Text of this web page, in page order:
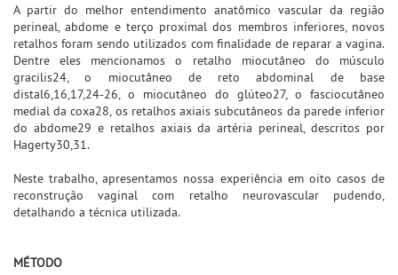
A partir do melhor entendimento anatômico vascular da região
perineal, abdome e terço proximal dos membros inferiores, novos
retalhos foram sendo utilizados com finalidade de reparar a vagina.
Dentre eles mencionamos o retalho miocutâneo do músculo
gracilis24, o miocutâneo de reto abdominal de base
distal6,16,17,24-26, o miocutâneo do glúteo27, o fasciocutâneo
medial da coxa28, os retalhos axiais subcutâneos da parede inferior
do abdome29 e retalhos axiais da artéria perineal, descritos por
Hagerty30,31.
Neste trabalho, apresentamos nossa experiência em oito casos de
reconstrução vaginal com retalho neurovascular pudendo,
detalhando a técnica utilizada.
MÉTODO